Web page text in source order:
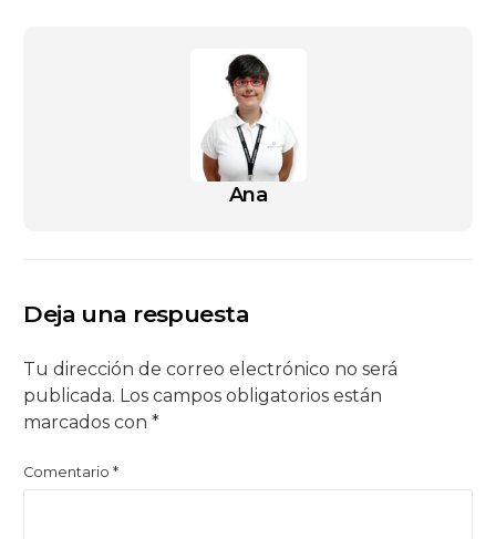
Ana
Deja una respuesta
Tu dirección de correo electrónico no será
publicada. Los campos obligatorios están
marcados con*
Comentario*